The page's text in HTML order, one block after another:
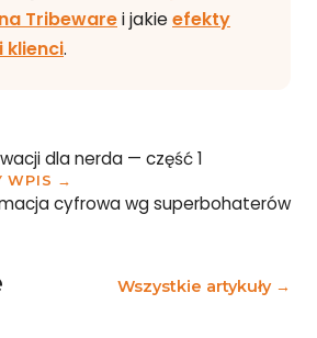
Tribewarei jakieefekty
klienci.
dla nerda — część 1
WPIS →
cyfrowa wg superbohaterów
Wszystkie artykuły →